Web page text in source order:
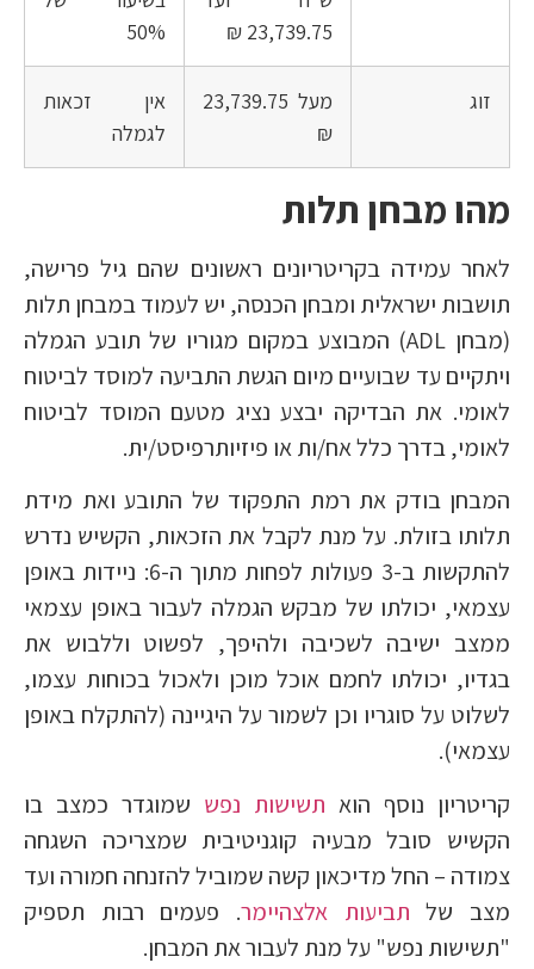
23,739.75 ₪
50%
זוג
מעל 23,739.75
₪
אין זכאות
לגמלה
מהו מבחן תלות
לאחר עמידה בקריטריונים ראשונים שהם גיל פרישה,
תושבות ישראלית ומבחן הכנסה, יש לעמוד במבחן תלות
(מבחן ADL) המבוצע במקום מגוריו של תובע הגמלה
ויתקיים עד שבועיים מיום הגשת התביעה למוסד לביטוח
לאומי. את הבדיקה יבצע נציג מטעם המוסד לביטוח
לאומי, בדרך כלל אח/ות או פיזיותרפיסט/ית.
המבחן בודק את רמת התפקוד של התובע ואת מידת
תלותו בזולת. על מנת לקבל את הזכאות, הקשיש נדרש
להתקשות ב-3 פעולות לפחות מתוך ה-6: ניידות באופן
עצמאי, יכולתו של מבקש הגמלה לעבור באופן עצמאי
ממצב ישיבה לשכיבה ולהיפך, לפשוט וללבוש את
בגדיו, יכולתו לחמם אוכל מוכן ולאכול בכוחות עצמו,
לשלוט על סוגריו וכן לשמור על היגיינה (להתקלח באופן
עצמאי).
קריטריון נוסף הוא תשישות נפש שמוגדר כמצב בו
הקשיש סובל מבעיה קוגניטיבית שמצריכה השגחה
צמודה – החל מדיכאון קשה שמוביל להזנחה חמורה ועד
מצב של תביעות אלצהיימר. פעמים רבות תספיק
"תשישות נפש" על מנת לעבור את המבחן.